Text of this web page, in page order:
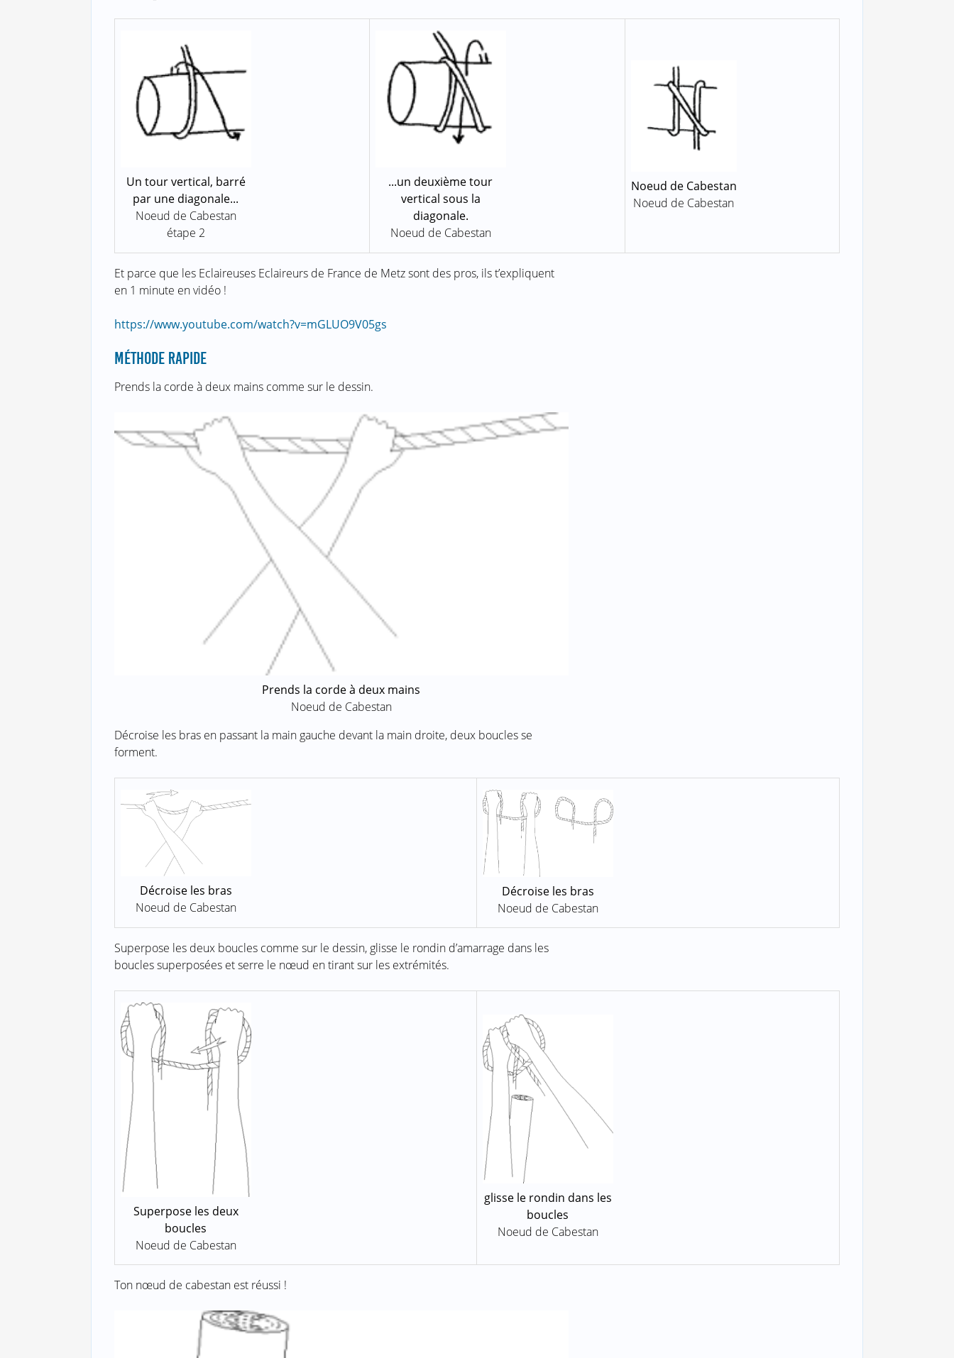
Un tour vertical, barré
par une diagonale...
Noeud de Cabestan
étape 2
...un deuxième tour
vertical sous la
diagonale.
Noeud de Cabestan
Noeud de Cabestan
Noeud de Cabestan
Et parce que les Eclaireuses Eclaireurs de France de Metz sont des pros, ils t’expliquent
en 1 minute en vidéo !
https://www.youtube.com/watch?v=mGLUO9V05gs
MÉTHODE RAPIDE
Prends la corde à deux mains comme sur le dessin.
Prends la corde à deux mains
Noeud de Cabestan
Décroise les bras en passant la main gauche devant la main droite, deux boucles se
forment.
Décroise les bras
Noeud de Cabestan
Décroise les bras
Noeud de Cabestan
Superpose les deux boucles comme sur le dessin, glisse le rondin d’amarrage dans les
boucles superposées et serre le nœud en tirant sur les extrémités.
Superpose les deux
boucles
Noeud de Cabestan
glisse le rondin dans les
boucles
Noeud de Cabestan
Ton nœud de cabestan est réussi !